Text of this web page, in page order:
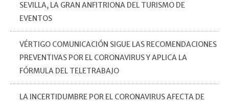
SEVILLA, LA GRAN ANFITRIONA DEL TURISMO DE
EVENTOS
VÉRTIGO COMUNICACIÓN SIGUE LAS RECOMENDACIONES
PREVENTIVAS POR EL CORONAVIRUS Y APLICA LA
FÓRMULA DEL TELETRABAJO
LA INCERTIDUMBRE POR EL CORONAVIRUS AFECTA DE